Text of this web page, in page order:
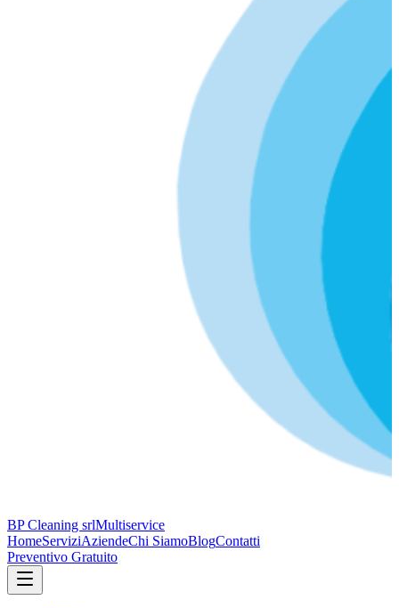
BP Cleaning srlMultiservice
HomeServiziAziendeChi SiamoBlogContatti
Preventivo Gratuito